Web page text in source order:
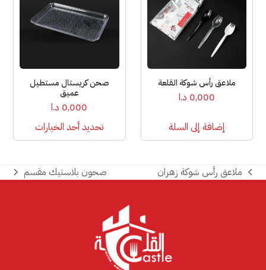
ملاعق رأس شوكة القلعة
0,000 د.ا
إضافة إلى السلة
صحن كريستال مستطيل
عميق
0,000 د.ا
تحديد أحد الخيارات
الأشكال
المختلفة
اختيار
صفحة
previous
ملاعق رأس شوكة زهران
next
صحون بلاستيك مقسم